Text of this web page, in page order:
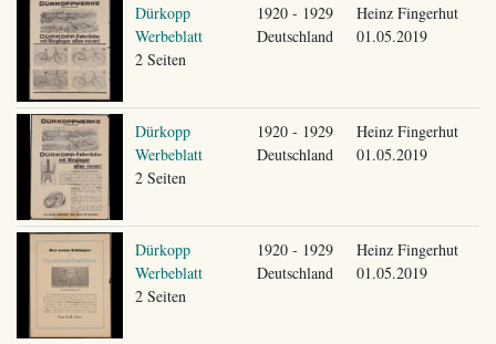
Dürkopp
Werbeblatt
2 Seiten
1920 - 1929
Deutschland
Heinz Fingerhut
01.05.2019
Dürkopp
Werbeblatt
2 Seiten
1920 - 1929
Deutschland
Heinz Fingerhut
01.05.2019
Dürkopp
Werbeblatt
2 Seiten
1920 - 1929
Deutschland
Heinz Fingerhut
01.05.2019